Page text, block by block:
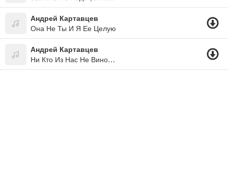
Андрей Картавцев
Она Не Ты И Я Ее Целую
Андрей Картавцев
Ни Кто Из Нас Не Виноват!